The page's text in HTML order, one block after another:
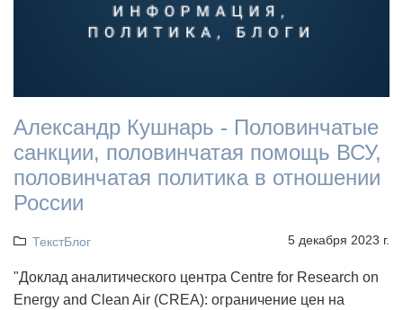
Александр Кушнарь - Половинчатые
санкции, половинчатая помощь ВСУ,
половинчатая политика в отношении
России
ТекстБлог 5 декабря 2023 г.
"Доклад аналитического центра Centre for Research on
Energy and Clean Air (CREA): ограничение цен на